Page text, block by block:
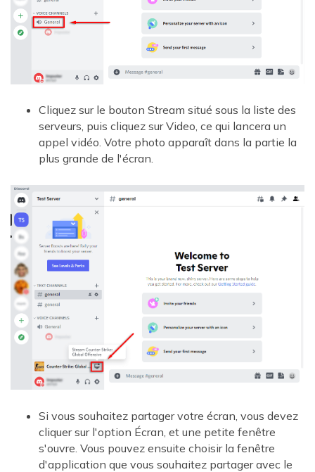
Cliquez sur le bouton Stream situé sous la liste des
serveurs, puis cliquez sur Video, ce qui lancera un
appel vidéo. Votre photo apparaît dans la partie la
plus grande de l'écran.
Si vous souhaitez partager votre écran, vous devez
cliquer sur l'option Écran, et une petite fenêtre
s'ouvre. Vous pouvez ensuite choisir la fenêtre
d'application que vous souhaitez partager avec le